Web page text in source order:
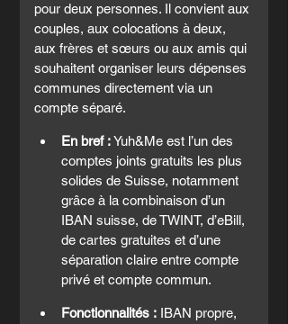
pour deux personnes. Il convient aux
couples, aux colocations à deux,
aux frères et sœurs ou aux amis qui
souhaitent organiser leurs dépenses
communes directement via un
compte séparé.
En bref : Yuh&Me est l’un des
comptes joints gratuits les plus
solides de Suisse, notamment
grâce à la combinaison d’un
IBAN suisse, de TWINT, d’eBill,
de cartes gratuites et d’une
séparation claire entre compte
privé et compte commun.
Fonctionnalités : IBAN propre,